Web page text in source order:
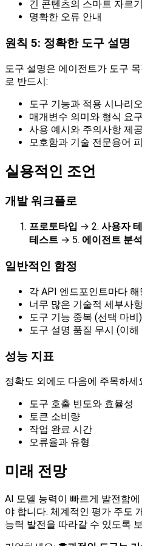
긴 콘텐츠의 스마트 자르기
명확한 오류 안내
원칙 5: 정확한 도구 설명
도구 설명은 에이전트가 도구
로 반드시:
도구 기능과 적용 시나리
매개변수 의미와 형식 요
사용 예시와 주의사항 제공
모호함과 기술 전문용어
실용적인 조언
개발 워크플로
프로토타입 → 2. 사용자
테스트 → 5. 에이전트 분석
일반적인 함정
각 API 엔드포인트마다
너무 많은 기술적 세부사
도구 기능 중복 (선택 마비)
도구 설명 품질 무시 (이해
성능 지표
정확도 외에도 다음에 주목하세
도구 호출 빈도와 효율성
토큰 소비량
작업 완료 시간
오류율과 유형
미래 전망
AI 모델 능력이 빠르게 발전함
야 합니다. 체계적인 평가 주도
능력 발전을 따라갈 수 있도록